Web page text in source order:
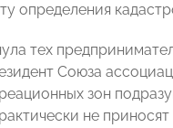
определения
тех
Союза
зон
не